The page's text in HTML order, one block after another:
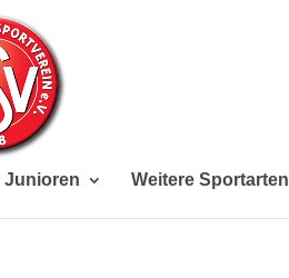
Junioren Weitere Sportarten